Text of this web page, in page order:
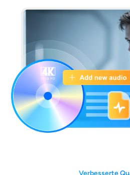
Verbesserte